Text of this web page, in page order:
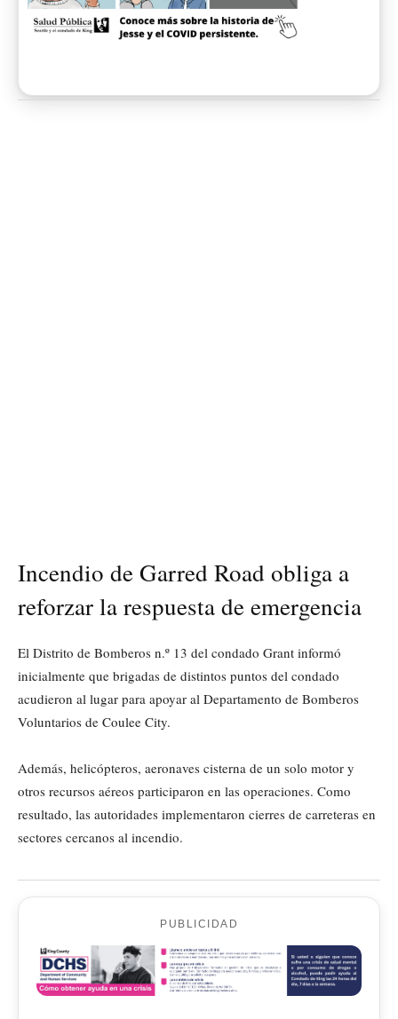
Incendio de Garred Road obliga a
reforzar la respuesta de emergencia
El Distrito de Bomberos n.º 13 del condado Grant informó
inicialmente que brigadas de distintos puntos del condado
acudieron al lugar para apoyar al Departamento de Bomberos
Voluntarios de Coulee City.
Además, helicópteros, aeronaves cisterna de un solo motor y
otros recursos aéreos participaron en las operaciones. Como
resultado, las autoridades implementaron cierres de carreteras en
sectores cercanos al incendio.
PUBLICIDAD